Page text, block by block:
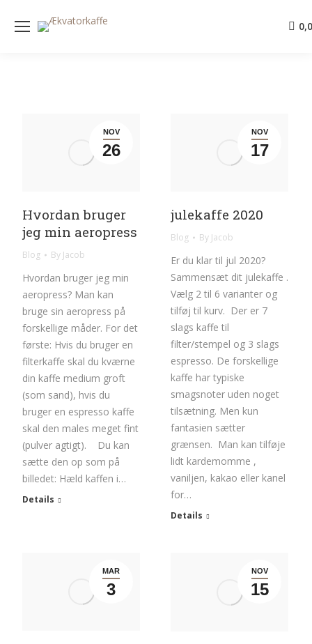
NOV
26
Hvordan bruger
jeg min aeropress
Blog By Jacob
Hvordan bruger jeg min
aeropress? Man kan
bruge sin aeropress på
forskellige måder. For det
første: Hvis du bruger en
filterkaffe skal du kværne
din kaffe medium groft
(som sand), hvis du
bruger en espresso kaffe
skal den males meget fint
(pulver agtigt). Du kan
sætte den op som på
billedet: Hæld kaffen i…
Details
NOV
17
julekaffe 2020
Blog By Jacob
Er du klar til jul 2020?
Sammensæt dit julekaffe .
Vælg 2 til 6 varianter og
tilføj til kurv. Der er 7
slags kaffe til
filter/stempel og 3 slags
espresso. De forskellige
kaffe har typiske
smagsnoter uden noget
tilsætning. Men kun
fantasien sætter
grænsen. Man kan tilføje
lidt kardemomme ,
vaniljen, kakao eller kanel
for…
Details
MAR
3
NOV
15